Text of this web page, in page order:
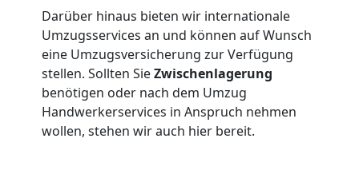
Darüber hinaus bieten wir internationale
Umzugsservices an und können auf Wunsch
eine Umzugsversicherung zur Verfügung
stellen. Sollten SieZwischenlagerung
benötigen oder nach dem Umzug
Handwerkerservices in Anspruch nehmen
wollen, stehen wir auch hier bereit.
Übersiedlung
Wolfsberg
Klaviertransport